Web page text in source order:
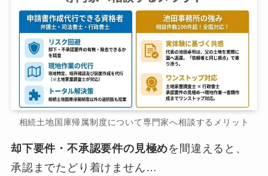
相続土地国庫帰属制度について専門家へ相談するメリット
却下要件・不承認要件の見極めを間違えると、
承認までたどり着けません…